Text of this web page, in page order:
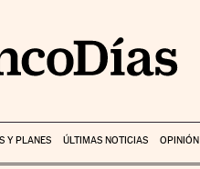
Y PLANES ÚLTIMAS NOTICIAS OPINIÓN